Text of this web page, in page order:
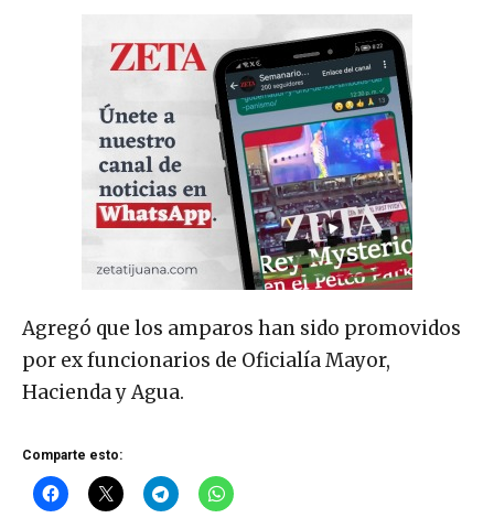
Agregó que los amparos han sido promovidos
por ex funcionarios de Oficialía Mayor,
Hacienda y Agua.
Comparte esto: